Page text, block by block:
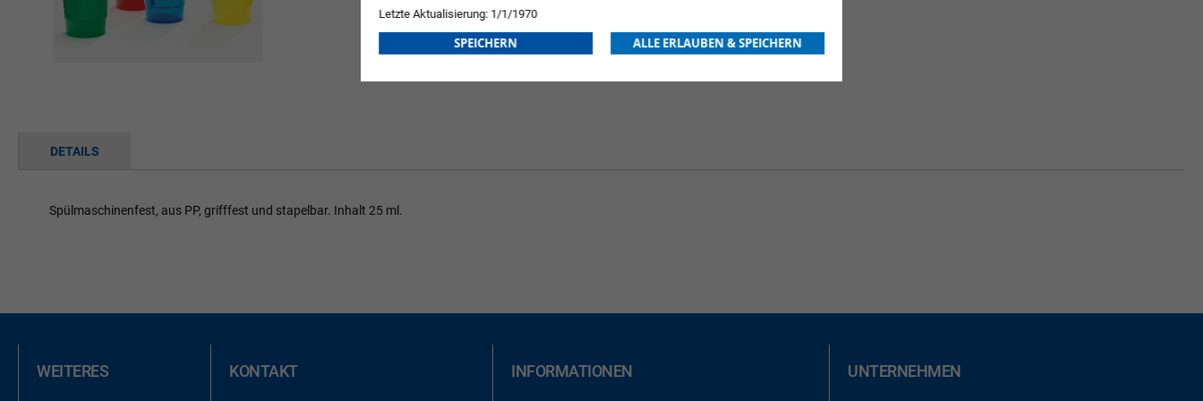
DETAILS
Spülmaschinenfest, aus PP, grifffest und stapelbar. Inhalt 25 ml.
WEITERES KONTAKT INFORMATIONEN UNTERNEHMEN
Letzte Aktualisierung: 1/1/1970
SPEICHERN ALLE ERLAUBEN & SPEICHERN